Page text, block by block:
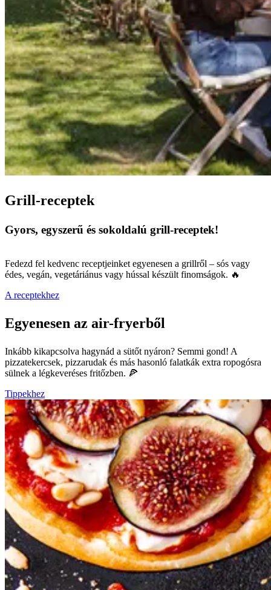
Grill-receptek
Gyors, egyszerű és sokoldalú grill-receptek!
Fedezd fel kedvenc receptjeinket egyenesen a grillről – sós vagy
édes, vegán, vegetáriánus vagy hússal készült finomságok. 🔥
A receptekhez
Egyenesen az air-fryerből
Inkább kikapcsolva hagynád a sütőt nyáron? Semmi gond! A
pizzatekercsek, pizzarudak és más hasonló falatkák extra ropogósra
sülnek a légkeveréses fritőzben. 🍕
Tippekhez